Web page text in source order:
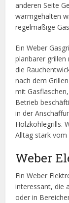
anderen Seite
warmgehalten
regelmäßige
Ein Weber
planbarer
die
nach dem
mit
Betrieb
in der
Holzkohlegrills.
Alltag stark
Weber
Ein Weber
interessant, die
oder in